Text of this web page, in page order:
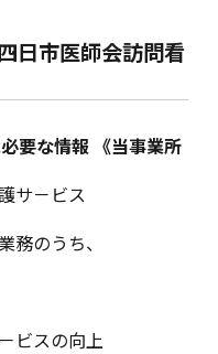
日市医師会訪問看
要な情報 《当事業所
サ－ビス
務のうち、
ビスの向上